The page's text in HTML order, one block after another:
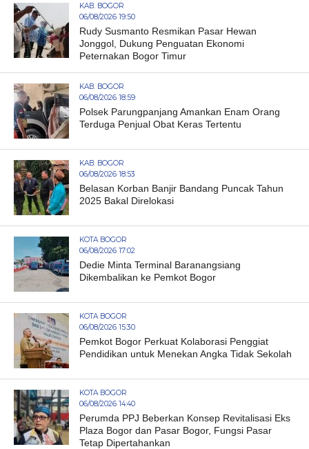
KAB. BOGOR
06/08/2026 19:50
Rudy Susmanto Resmikan Pasar Hewan
Jonggol, Dukung Penguatan Ekonomi
Peternakan Bogor Timur
KAB. BOGOR
06/08/2026 18:59
Polsek Parungpanjang Amankan Enam Orang
Terduga Penjual Obat Keras Tertentu
KAB. BOGOR
06/08/2026 18:53
Belasan Korban Banjir Bandang Puncak Tahun
2025 Bakal Direlokasi
KOTA BOGOR
06/08/2026 17:02
Dedie Minta Terminal Baranangsiang
Dikembalikan ke Pemkot Bogor
KOTA BOGOR
06/08/2026 15:30
Pemkot Bogor Perkuat Kolaborasi Penggiat
Pendidikan untuk Menekan Angka Tidak Sekolah
KOTA BOGOR
06/08/2026 14:40
Perumda PPJ Beberkan Konsep Revitalisasi Eks
Plaza Bogor dan Pasar Bogor, Fungsi Pasar
Tetap Dipertahankan